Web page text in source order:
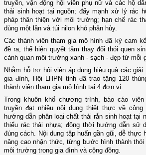
truyền, vận động hội viên phụ nữ và các hộ
thải sinh hoạt tại nguồn; đẩy mạnh xử lý rác
pháp thân thiện với môi trường; hạn chế rác
dùng một lần và túi nilon khó phân hủy.
Các thành viên tham gia mô hình đã ký cam
đề ra, thể hiện quyết tâm thay đổi thói quen
cảnh quan môi trường xanh - sạch - đẹp từ mỗi
Nhằm hỗ trợ hội viên áp dụng hiệu quả các
gia đình, Hội LHPN tỉnh đã trao tặng 120
thành viên tham gia mô hình tại 4 đơn vị.
Trong khuôn khổ chương trình, báo cáo
truyền đạt nhiều nội dung thiết thực về
hướng dẫn phân loại chất thải rắn sinh hoạt tại
thiểu rác thải nhựa; đồng thời hướng dẫn sử
đúng cách. Nội dung tập huấn gần gũi, dễ thực
nâng cao nhận thức, từng bước hình thành
môi trường trong gia đình và cộng đồng.